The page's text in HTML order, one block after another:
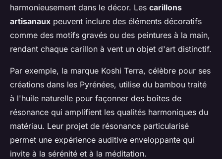
harmonieusement dans le décor. Les carillons
artisanaux peuvent inclure des éléments décoratifs
comme des motifs gravés ou des peintures à la main,
rendant chaque carillon à vent un objet d'art distinctif.
Par exemple, la marque Koshi Terra, célèbre pour ses
créations dans les Pyrénées, utilise du bambou traité
à l'huile naturelle pour façonner des boîtes de
résonance qui amplifient les qualités harmoniques du
matériau. Leur projet de résonance particularisé
permet une expérience auditive enveloppante qui
invite à la sérénité et à la méditation.